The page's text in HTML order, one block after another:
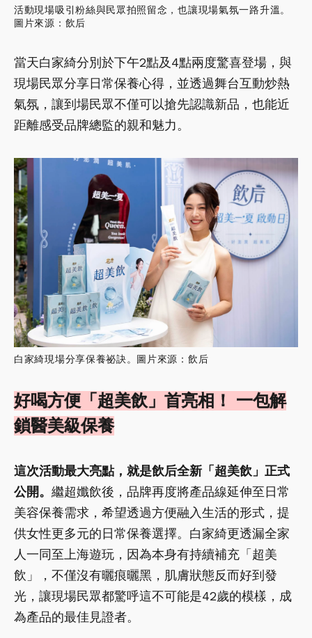
活動現場吸引粉絲與民眾拍照留念，也讓現場氣氛一路升溫。
圖片來源：飲后
當天白家綺分別於下午2點及4點兩度驚喜登場，與
現場民眾分享日常保養心得，並透過舞台互動炒熱
氣氛，讓到場民眾不僅可以搶先認識新品，也能近
距離感受品牌總監的親和魅力。
白家綺現場分享保養祕訣。圖片來源：飲后
好喝方便「超美飲」首亮相！ 一包解
鎖醫美級保養
這次活動最大亮點，就是飲后全新「超美飲」正式
公開。 繼超孅飲後，品牌再度將產品線延伸至日常
美容保養需求，希望透過方便融入生活的形式，提
供女性更多元的日常保養選擇。白家綺更透漏全家
人一同至上海遊玩，因為本身有持續補充「超美
飲」，不僅沒有曬痕曬黑，肌膚狀態反而好到發
光，讓現場民眾都驚呼這不可能是42歲的模樣，成
為產品的最佳見證者。